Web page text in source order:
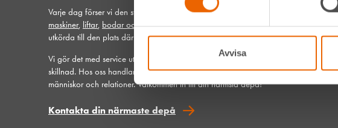
Avvisa
Varje dag förser vi den svenska bygg- och anläggningsbranschen med
maskiner, liftar, bodar och vagnar– alltid med möjlighet att få dem
utkörda till den plats där du behöver dem.
Vi gör det med service utöver det vanliga och problemlösning som gör
skillnad. Hos oss handlar mycket om maskiner, men alltid allra mest om
människor och relationer. Välkommen in till din närmsta depå!
Kontakta din närmaste depå